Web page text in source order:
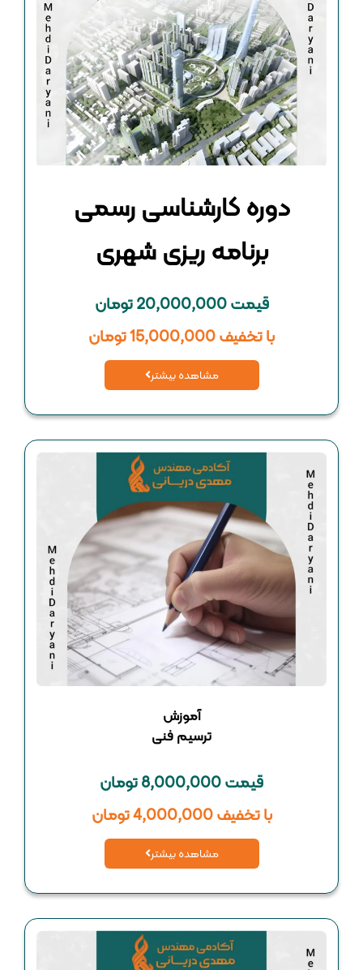
دوره كارشناسی رسمی
برنامه ريزی شهری
قیمت 20,000,000 تومان
با تخفیف 15,000,000 تومان
مشاهده بیشتر
آموزش
ترسیم فنی
قیمت 8,000,000 تومان
با تخفیف 4,000,000 تومان
مشاهده بیشتر